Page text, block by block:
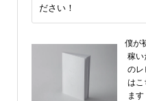
ださい！
僕が
稼い
のレ
はこ
ま